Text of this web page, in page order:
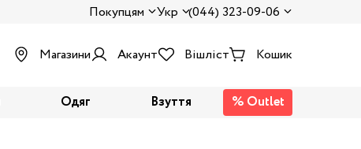
Покупцям Укр (044) 323-09-06
Магазини Акаунт Вішліст Кошик
Одяг Взуття
% Outlet